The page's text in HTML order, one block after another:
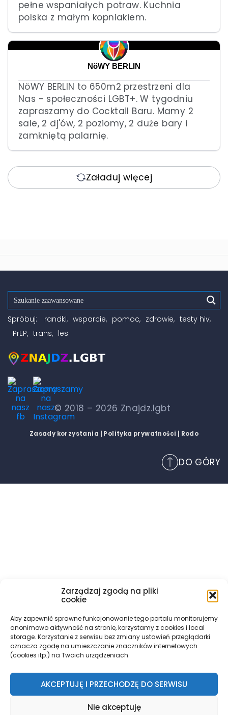
Zarządzaj zgodą na pliki
cookie
Aby zapewnić sprawne funkcjonowanie tego portalu monitorujemy
anonimowo aktywność na stronie, korzystamy z cookies i local
storage. Korzystanie z serwisu bez zmiany ustawień przeglądarki
oznacza zgodę na umieszczanie znaczników internetowych
(cookies itp.) na Twoich urządzeniach.
AKCEPTUJĘ I PRZECHODZĘ DO SERWISU
Nie akceptuję
pełne wspaniałych potraw. Kuchnia
polska z małym kopniakiem.
NöWY BERLIN
NöWY BERLIN to 650m2 przestrzeni dla
Nas - społeczności LGBT+. W tygodniu
zapraszamy do Cocktail Baru. Mamy 2
sale, 2 dj'ów, 2 poziomy, 2 duże bary i
zamkniętą palarnię.
Załaduj więcej
Spróbuj: randki wsparcie pomoc zdrowie
testy hiv
PrEP
trans les
© 2018 – 2026 Znajdz.lgbt
Zasady korzystania | Polityka prywatności | Rodo
DO GÓRY